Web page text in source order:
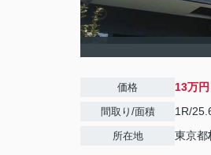
価格 13万
間取り/面積 1R/
所在地 東京都